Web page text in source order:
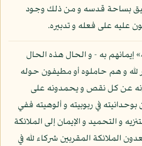
بساحة قدسه و من ذلك وجود
عليه على فعله و تدبيره.
إيمانهم به - و الحال هذه الحال
لله و هم حاملوه أو مطيفون حوله
عن كل نقص و يحمدونه على
بوحدانيته في ربوبيته و ألوهيته ففي
و التحميد و الإيمان إلى الملائكة
الملائكة المقربين شركاء لله في